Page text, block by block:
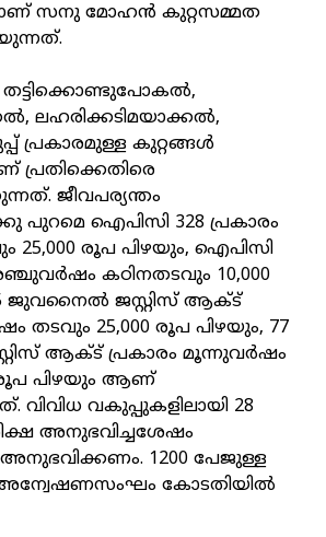
സനു മോഹന്‍ കുറ്റസമ്മത
ലഹരിക്കടിമയാക്കല്‍,
പ്രകാരമുള്ള കുറ്റങ്ങള്‍
പ്രതിക്കെതിരെ
ജീവപര്യന്തം
പുറമെ ഐപിസി 328 പ്രകാരം
25,000 രൂപ പിഴയും, ഐപിസി
കഠിനതടവും 10,000
ജുവനൈല്‍ ജസ്റ്റിസ് ആക്ട്
തടവും 25,000 രൂപ പിഴയും, 77
ആക്ട് പ്രകാരം മൂന്നുവര്‍ഷം
രൂപ പിഴയും ആണ്
വിവിധ വകുപ്പുകളിലായി 28
അനുഭവിച്ചശേഷം
അനുഭവിക്കണം. 1200 പേജുള്ള
കോടതിയില്‍